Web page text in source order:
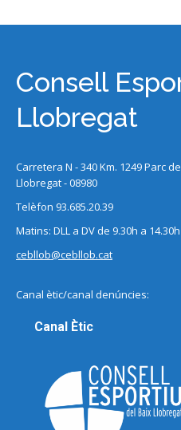
Consell
Llobregat
Carretera N - 340 Km. 1249 Parc
Llobregat - 08980
Telèfon 93.685.20.39
Matins: DLL a DV de 9.30h a
cebllob@cebllob.cat
Canal ètic/canal denúncies:
Canal Ètic